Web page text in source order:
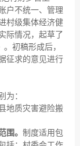
户不统一、管理
村级集体经济健
际情况，起草了
初稿形成后，
征求的意见进行
为：
地质灾害避险搬
围。 制度适用包